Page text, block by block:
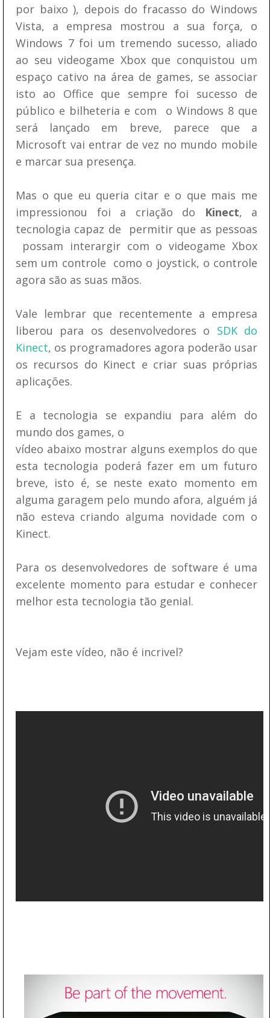
por baixo ), depois do fracasso do Windows
Vista, a empresa mostrou a sua força, o
Windows 7 foi um tremendo sucesso, aliado
ao seu videogame Xbox que conquistou um
espaço cativo na área de games, se associar
isto ao Office que sempre foi sucesso de
público e bilheteria e com o Windows 8 que
será lançado em breve, parece que a
Microsoft vai entrar de vez no mundo mobile
e marcar sua presença.
Mas o que eu queria citar e o que mais me
impressionou foi a criação do
Kinect, a
tecnologia capaz de permitir que as pessoas
possam interargir com o videogame Xbox
sem um controle como o joystick, o controle
agora são as suas mãos.
Vale lembrar que recentemente a empresa
liberou para os desenvolvedores o SDK do
Kinect, os programadores agora poderão usar
os recursos do Kinect e criar suas próprias
aplicações.
E a tecnologia se expandiu para além do
mundo dos games, o
vídeo abaixo mostrar alguns exemplos do que
esta tecnologia poderá fazer em um futuro
breve, isto é, se neste exato momento em
alguma garagem pelo mundo afora, alguém já
não esteva criando alguma novidade com o
Kinect.
Para os desenvolvedores de software é uma
excelente momento para estudar e conhecer
melhor esta tecnologia tão genial.
Vejam este vídeo, não é incrivel?